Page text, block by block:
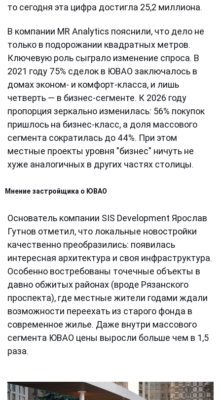
то сегодня эта цифра достигла 25,2 миллиона.
В компании MR Analytics пояснили, что дело не
только в подорожании квадратных метров.
Ключевую роль сыграло изменение спроса. В
2021 году 75% сделок в ЮВАО заключалось в
домах эконом- и комфорт-класса, и лишь
четверть — в бизнес-сегменте. К 2026 году
пропорция зеркально изменилась: 56% покупок
пришлось на бизнес-класс, а доля массового
сегмента сократилась до 44%. При этом
местные проекты уровня "бизнес" ничуть не
хуже аналогичных в других частях столицы.
Мнение застройщика о ЮВАО
Основатель компании SIS Development Ярослав
Гутнов отметил, что локальные новостройки
качественно преобразились: появилась
интересная архитектура и своя инфраструктура.
Особенно востребованы точечные объекты в
давно обжитых районах (вроде Рязанского
проспекта), где местные жители годами ждали
возможности переехать из старого фонда в
современное жилье. Даже внутри массового
сегмента ЮВАО цены выросли больше чем в 1,5
раза.